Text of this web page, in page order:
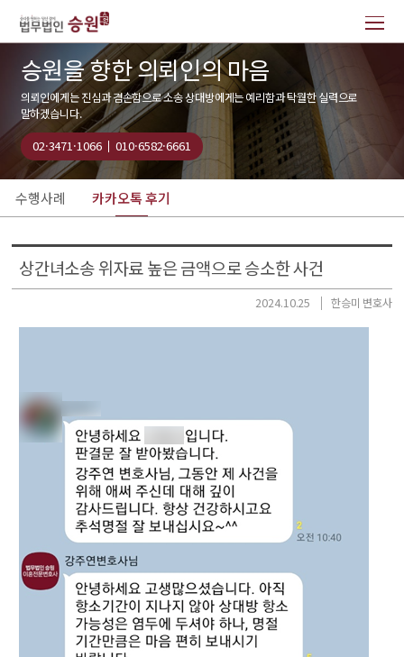
승원을 향한 의뢰인의 마음
의뢰인에게는 진심과 겸손함으로 소송 상대방에게는 예리함과 탁월한 실력으로
말하겠습니다.
02·3471·1066 010·6582·6661
수행사례 카카오톡 후기
상간녀소송 위자료 높은 금액으로 승소한 사건
2024.10.25 한승미 변호사